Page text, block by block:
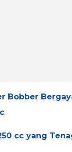
Bobber
cc yang